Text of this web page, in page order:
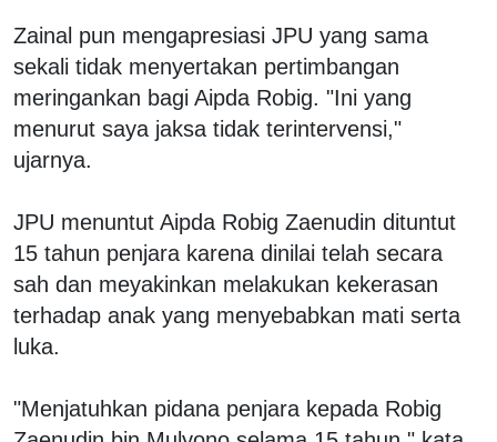
Zainal pun mengapresiasi JPU yang sama
sekali tidak menyertakan pertimbangan
meringankan bagi Aipda Robig. "Ini yang
menurut saya jaksa tidak terintervensi,"
ujarnya.
JPU menuntut Aipda Robig Zaenudin dituntut
15 tahun penjara karena dinilai telah secara
sah dan meyakinkan melakukan kekerasan
terhadap anak yang menyebabkan mati serta
luka.
"Menjatuhkan pidana penjara kepada Robig